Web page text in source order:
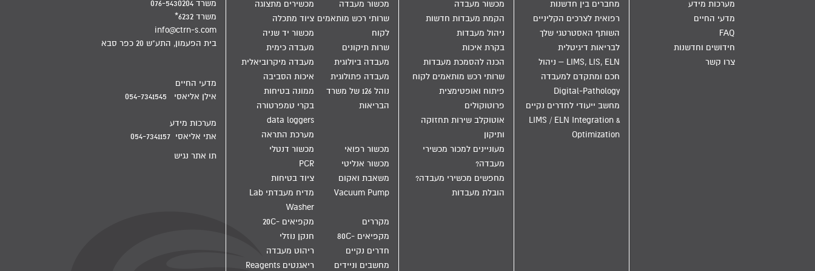
מערכות מידע
מדעי החיים
FAQ
חידושים וחדשנות
צרו קשר
מחברים בין חדשנות
רפואית לצרכים הקליניים
השותף האסטרטגי שלך
לבריאות דיגיטלית
LIMS, LIS, ELN – ניהול
חכם ומתקדם למעבדה
Digital-Pathology
מחשב ייעודי לחדרים נקיים
LIMS / ELN Integration &
Optimization
מכשור מעבדה
הקמת מעבדות חדשות
ניהול מעבדות
בקרת איכות
הכנה להסמכת מעבדות
שרותי רכש מותאמים לקוח
פיתוח ואופטימצית
פרוטוקולים
אוטוקלב שירות תחזוקה
ותיקון
מעוניינים למכור מכשירי
מעבדה?
מחפשים מכשירי מעבדה?
הובלת מעבדות
מכשור מעבדה
מכשירים מתצוגה
שרותי רכש מותאמים
לקוח
ציוד מתכלה
מכשור יד שניה
שרות תיקונים
מעבדה כימית
מעבדה ביולוגית
מעבדה מיקרוביאלית
מעבדה פתולוגית
איכות הסביבה
נוהל 126 של משרד
הבריאות
ממונה בטיחות
בקרי טמפרטורה
data loggers
מערכת התראה
מכשור רפואי
מכשור דנטלי
מכשור אנליטי
PCR
משאבת ואקום
Vacuum Pump
ציוד בטיחות
מדיח מעבדתי Lab
Washer
מקררים
מקפיאים -20C
מקפיאים -80C
חנקן נוזלי
חדרים נקיים
ריהוט מעבדה
מחשבים וניידים
ריאגנטים Reagents
משרד 076-5430204
משרד 6232*
info@ctrn-s.com
בית הפעמון, התע"ש 20 כפר סבא
מדעי החיים
אילן אליאסי 054-7341545
מערכות מידע
אתי אליאסי 054-7341157
תו אתר נגיש